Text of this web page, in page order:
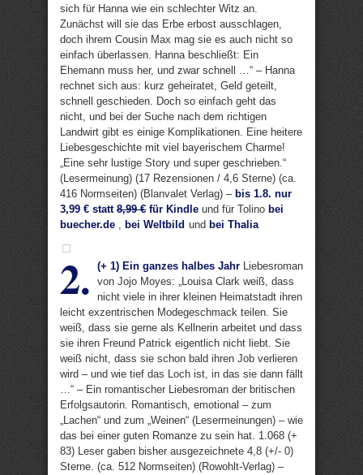
sich für Hanna wie ein schlechter Witz an.
Zunächst will sie das Erbe erbost ausschlagen,
doch ihrem Cousin Max mag sie es auch nicht so
einfach überlassen. Hanna beschließt: Ein
Ehemann muss her, und zwar schnell …“ – Hanna
rechnet sich aus: kurz geheiratet, Geld geteilt,
schnell geschieden. Doch so einfach geht das
nicht, und bei der Suche nach dem richtigen
Landwirt gibt es einige Komplikationen. Eine heitere
Liebesgeschichte mit viel bayerischem Charme!
„Eine sehr lustige Story und super geschrieben.“
(Lesermeinung) (17 Rezensionen / 4,6 Sterne) (ca.
416 Normseiten) (Blanvalet Verlag) – bis 1.8. nur
3,99 € statt 8,99 € für Kindle und für Tolino bei
buecher.de , bei Weltbild und bei Thalia
2. (+ 1) Ein ganzes halbes Jahr Liebesroman
von Jojo Moyes: „Louisa Clark weiß, dass
nicht viele in ihrer kleinen Heimatstadt ihren
leicht exzentrischen Modegeschmack teilen. Sie
weiß, dass sie gerne als Kellnerin arbeitet und dass
sie ihren Freund Patrick eigentlich nicht liebt. Sie
weiß nicht, dass sie schon bald ihren Job verlieren
wird – und wie tief das Loch ist, in das sie dann fällt
…“ – Ein romantischer Liebesroman der britischen
Erfolgsautorin. Romantisch, emotional – zum
„Lachen“ und zum „Weinen“ (Lesermeinungen) – wie
das bei einer guten Romanze zu sein hat. 1.068 (+
83) Leser gaben bisher ausgezeichnete 4,8 (+/- 0)
Sterne. (ca. 512 Normseiten) (Rowohlt-Verlag) –